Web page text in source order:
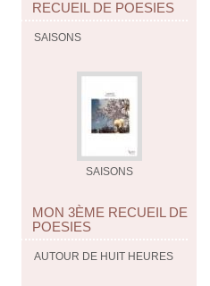
RECUEIL DE POESIES
SAISONS
SAISONS
MON 3ÈME RECUEIL DE
POESIES
AUTOUR DE HUIT HEURES